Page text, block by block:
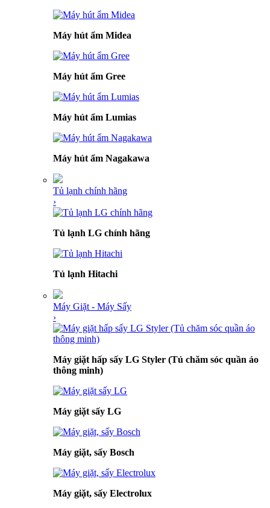
Máy hút ẩm Midea
Máy hút ẩm Gree
Máy hút ẩm Lumias
Máy hút ẩm Nagakawa
Tủ lạnh chính hãng
›
Tủ lạnh LG chính hãng
Tủ lạnh Hitachi
Máy Giặt - Máy Sấy
›
Máy giặt hấp sấy LG Styler (Tủ chăm sóc quần áo
thông minh)
Máy giặt sấy LG
Máy giặt, sấy Bosch
Máy giặt, sấy Electrolux